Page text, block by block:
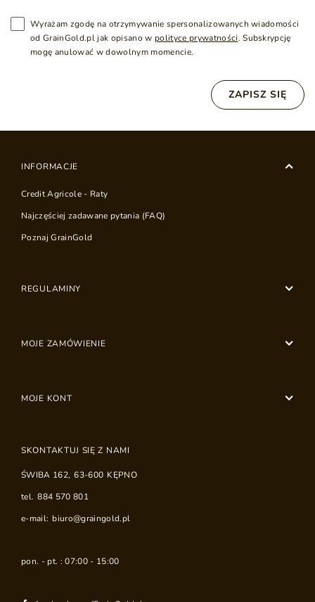
Wyrażam zgodę na otrzymywanie spersonalizowanych wiadomości
od GrainGold.pl jak opisano w polityce prywatności. Subskrypcję
mogę anulować w dowolnym momencie.
ZAPISZ SIĘ
INFORMACJE
Credit Agricole - Raty
Najczęściej zadawane pytania (FAQ)
Poznaj GrainGold
REGULAMINY
MOJE ZAMÓWIENIE
MOJE KONT
SKONTAKTUJ SIĘ Z NAMI
ŚWIBA 162, 63-600 KĘPNO
tel. 884 570 801
e-mail: biuro@graingold.pl
pon. - pt. : 07:00 - 15:00